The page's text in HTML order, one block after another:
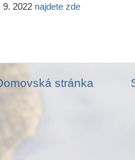
9. 2022 najdete zde
stránka